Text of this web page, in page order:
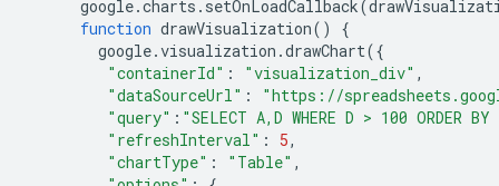
google.charts . setOnLoadCallback(
function drawVisualization()
{
google.visualization .drawChart({
"containerId" : "visualization_div" ,
"dataSourceUrl" :
"https://
"query" : "SELECT A,D WHERE D > 100 ORDER
"refreshInterval" : 5,
"chartType" : "Table" ,